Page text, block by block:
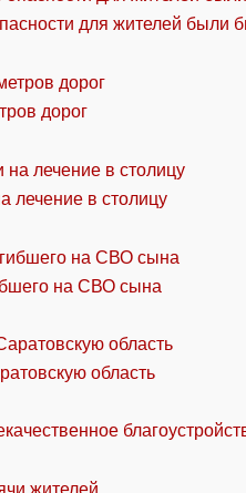
для жителей были
дорог
лечение в столицу
на СВО сына
область